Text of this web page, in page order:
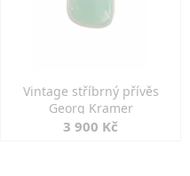
Vintage stříbrný přívěs
Georg Kramer
3 900 Kč